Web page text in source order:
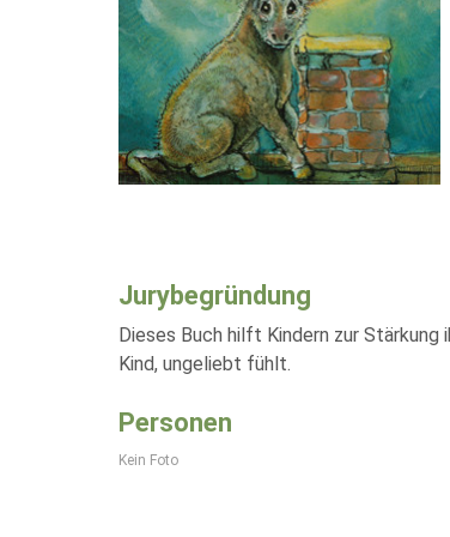
Jurybegründung
Dieses Buch hilft Kindern zur
Kind, ungeliebt fühlt.
Personen
Kein Foto